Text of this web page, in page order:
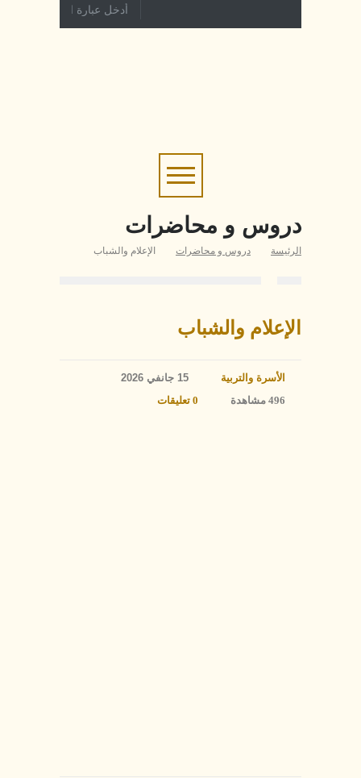
دروس و محاضرات
الرئيسة دروس و محاضرات الإعلام والشباب
الإعلام والشباب
الأسرة والتربية
15 جانفي 2026
496 مشاهدة
0 تعليقات